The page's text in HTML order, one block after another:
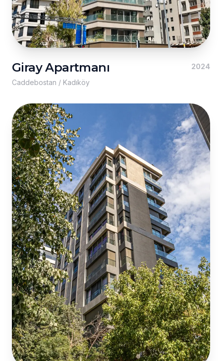
Giray Apartmanı
2024
Caddebostan / Kadıköy